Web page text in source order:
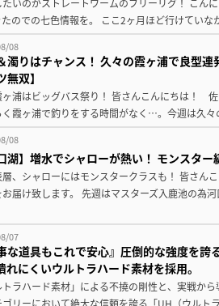
たいのがストレートワームのフリーリグ！ こ
たのでの七色情報を。 ここ2ヶ月ほど行けてい
08
濁りはチャンス！ 久々の霞ヶ浦で良型
無双】
ヶ浦はビッグバス祭り！ 皆さんこんにちは！
く霞ヶ浦で釣りをする時間がなく…。今週は久
08
湖】増水でシャローが熱い！ モンスタ
、シャローにはモンスタークラスも！ 皆さん
届け致します。 先週はマスターズ入鹿池の為
07
な道具もこれで安心』圧倒的な強度を
れにくいウルトラハード素材を採用。
トラハード素材」による不撓の剛性と、実戦か